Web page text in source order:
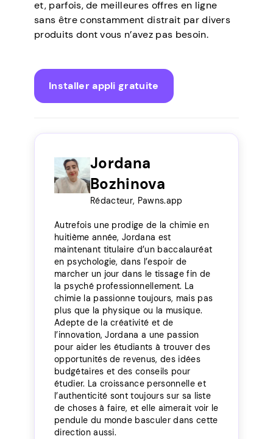
et, parfois, de meilleures offres en ligne
sans être constamment distrait par divers
produits dont vous n’avez pas besoin.
Installer appli gratuite
Jordana
Bozhinova
Rédacteur, Pawns.app
Autrefois une prodige de la chimie en
huitième année, Jordana est
maintenant titulaire d’un baccalauréat
en psychologie, dans l’espoir de
marcher un jour dans le tissage fin de
la psyché professionnellement. La
chimie la passionne toujours, mais pas
plus que la physique ou la musique.
Adepte de la créativité et de
l’innovation, Jordana a une passion
pour aider les étudiants à trouver des
opportunités de revenus, des idées
budgétaires et des conseils pour
étudier. La croissance personnelle et
l’authenticité sont toujours sur sa liste
de choses à faire, et elle aimerait voir le
pendule du monde basculer dans cette
direction aussi.